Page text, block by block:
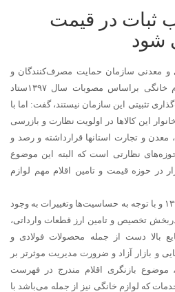
ثبات در قیمت
شود
و معدنی سازمان حمایت مصرف‌کنندگان و
تولیدکنندگان با اعلام اینکه لوازم خانگی براساس مصوبات سال ۱۳۹۷ستاد
تثبیتی این سازمان نیستند، گفت: اما با
این کالاها در اولویت نظارت و بازرسی
و تجارت استانها قرارداشته و رصد و
نظارتی است که البته این موضوع
در حوزه قیمت و تامین اقلام مهم لوازم
مجتبی جوهریان افزود: در سال ۱۳۹۹ و با توجه به حساسیت‌ها وتغییرات به وجود
تخصیص و تامین ارز قطعات وارداتی،
بالا دست از جمله محصولات فولادی و
و بازار آزاد و ضرورت مدیریت موثرتر بر
موضوع بازنگری اقلام مندرج در فهرست
که لوازم خانگی نیز از جمله می‌باشد با